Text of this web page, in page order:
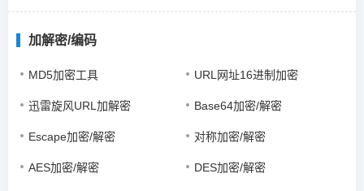
加解密/编码
MD5加密工具 URL网址16进制加密
迅雷旋风URL加解密 Base64加密/解密
Escape加密/解密 对称加密/解密
AES加密/解密 DES加密/解密